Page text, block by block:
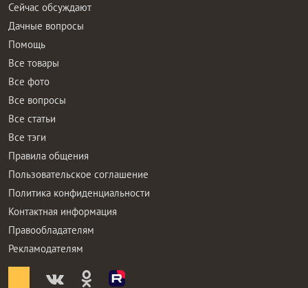
Сейчас обсуждают
Дачные вопросы
Помощь
Все товары
Все фото
Все вопросы
Все статьи
Все тэги
Правила общения
Пользовательское соглашение
Политика конфиденциальности
Контактная информация
Правообладателям
Рекламодателям